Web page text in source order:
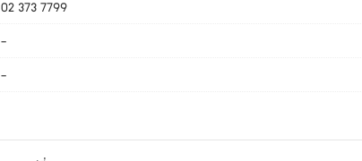
02 373 7799
-
-